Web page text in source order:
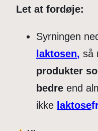
Let at fordøje:
Syrningen
laktosen, så
produkter
bedre end
ikke laktose